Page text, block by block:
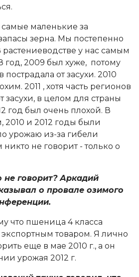
маленькие за
зерна. Мы постепенно
у нас самым
2009 был хуже, потому
пострадала от засухи. 2010
2011 , хотя часть регионов
засухи, в целом для страны
год был очень плохой. В
2010 и 2012 годы были
урожаю из-за гибели
не говорит - только о
не говорит? Аркадий
о провале озимого
что пшеница 4 класса
товаром. Я лично
еще в мае 2010 г., а он
урожая 2012 г.